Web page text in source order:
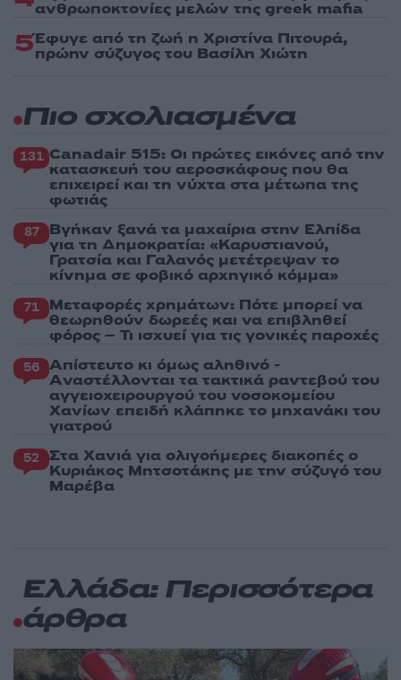
ανθρωποκτονίες μελών της greek mafia
5Έφυγε από τη ζωή η Χριστίνα Πιτουρά,
πρώην σύζυγος του Βασίλη Χιώτη
Πιο σχολιασμένα
131 Canadair 515: Οι πρώτες εικόνες από την
κατασκευή του αεροσκάφους που θα
επιχειρεί και τη νύχτα στα μέτωπα της
φωτιάς
87 Βγήκαν ξανά τα μαχαίρια στην Ελπίδα
για τη Δημοκρατία: «Καρυστιανού,
Γρατσία και Γαλανός μετέτρεψαν το
κίνημα σε φοβικό αρχηγικό κόμμα»
71 Μεταφορές χρημάτων: Πότε μπορεί να
θεωρηθούν δωρεές και να επιβληθεί
φόρος – Τι ισχυεί για τις γονικές παροχές
56 Απίστευτο κι όμως αληθινό -
Aναστέλλονται τα τακτικά ραντεβού του
αγγειοχειρουργού του νοσοκομείου
Χανίων επειδή κλάπηκε το μηχανάκι του
γιατρού
52 Στα Χανιά για ολιγοήμερες διακοπές ο
Κυριάκος Μητσοτάκης με την σύζυγό του
Μαρέβα
Ελλάδα: Περισσότερα
άρθρα